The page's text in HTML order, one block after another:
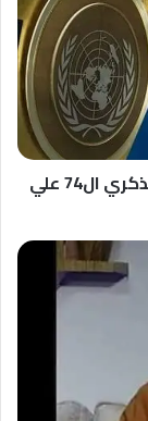
الجمعية العامة للأمم المتحدة تحتفل بالذكري ال74 علي